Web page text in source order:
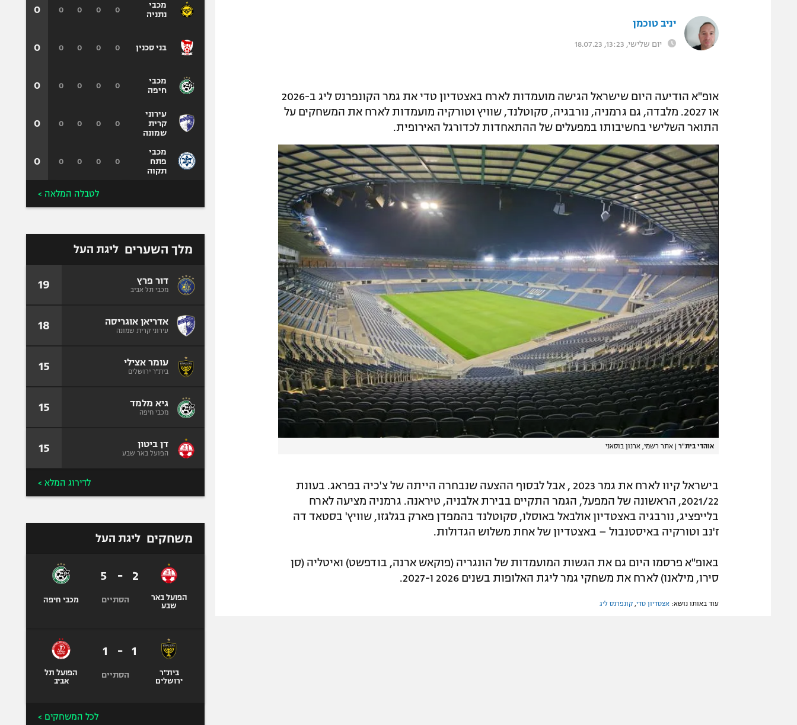
יניב טוכמן
יום שלישי, 13:23, 18.07.23
אופ"א הודיעה היום שישראל הגישה מועמדות לארח באצטדיון טדי את גמר הקונפרנס ליג ב-2026
או 2027. מלבדה, גם גרמניה, נורבגיה, סקוטלנד, שוויץ וטורקיה מועמדות לארח את המשחקים על
התואר השלישי בחשיבותו במפעלים של ההתאחדות לכדורגל האירופית.
אוהדי בית"ר | אתר רשמי, ארנון בוסאני
בישראל קיוו לארח את גמר 2023 , אבל לבסוף ההצעה שנבחרה הייתה של צ'כיה בפראג. בעונת
2021/22, הראשונה של המפעל, הגמר התקיים בבירת אלבניה, טיראנה. גרמניה מציעה לארח
בלייפציג, נורבגיה באצטדיון אולבאל באוסלו, סקוטלנד בהמפדן פארק בגלגזו, שוויץ' בסטאד דה
ז'נב וטורקיה באיסטנבול – באצטדיון של אחת משלוש הגדולות.
באופ"א פרסמו היום גם את הגשות המועמדות של הונגריה (פוקאש ארנה, בודפשט) ואיטליה (סן
סירו, מילאנו) לארח את משחקי גמר ליגת האלופות בשנים 2026 ו-2027.
עוד באותו נושא: אצטדיון טדי קונפרנס ליג
מכבי
נתניה
בני סכנין
מכבי
חיפה
עירוני
קרית
שמונה
מכבי
פתח
תקוה
0
0
0
0
0
0
0
0
0
0
0
0
0
0
0
0
0
0
0
0
0
0
0
0
0
לטבלה המלאה >
מלך השערים ליגת העל
דור פרץ
מכבי תל אביב 19
אדריאן אוגריסה
עירוני קרית שמונה 18
עומר אצילי
בית"ר ירושלים 15
גיא מלמד
מכבי חיפה 15
דן ביטון
הפועל באר שבע 15
לדירוג המלא >
משחקים ליגת העל
הפועל באר
שבע
2
-
5
הסתיים מכבי חיפה
בית"ר
ירושלים
1
-
1
הסתיים
הפועל תל
אביב
לכל המשחקים >